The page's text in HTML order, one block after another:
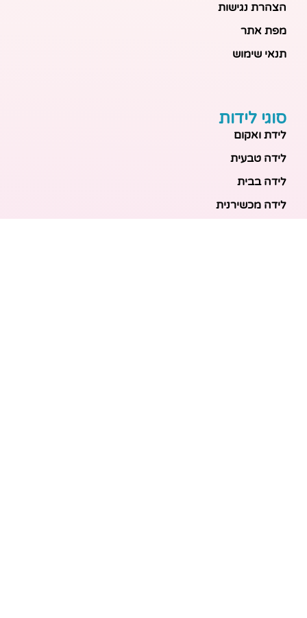
הצהרת נגישות
מפת אתר
תנאי שימוש
סוגי לידות
לידת ואקום
לידה טבעית
לידה בבית
לידה מכשירנית